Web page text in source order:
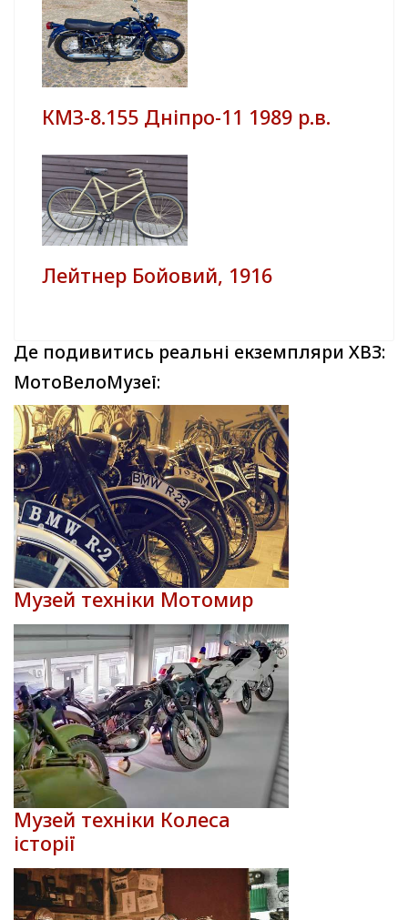
КМЗ-8.155 Дніпро-11 1989 р.в.
Лейтнер Бойовий, 1916
Де подивитись реальні екземпляри ХВЗ:
МотоВелоМузеї:
Музей техніки Мотомир
Музей техніки Колеса
історії